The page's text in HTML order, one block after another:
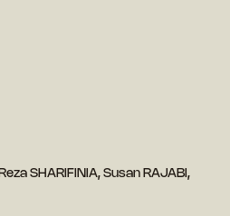
SHARIFINIA, Susan RAJABI,